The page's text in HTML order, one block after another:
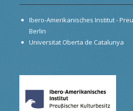
Ibero-Amerikanisches Institut -
Berlin
Universitat Oberta de Catalunya